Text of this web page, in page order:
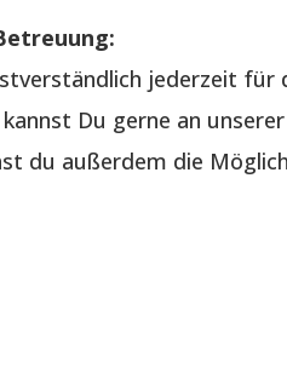
jederzeit für
Du gerne an
du außerdem die